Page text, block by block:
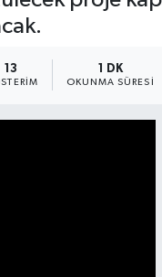
13 1 DK
OKUNMA SÜRESI